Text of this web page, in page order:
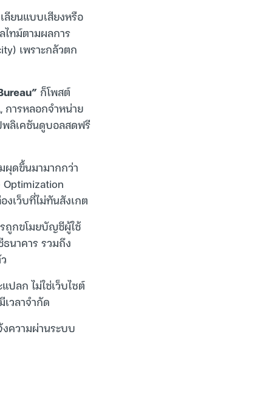
เลียนแบบเสียงหรือ
ทม์ตามผลการ
เพราะกลัวตก
ก็โพสต์
การหลอกจำหน่าย
พลิเคชันดูบอลสดฟรี
ผุดขึ้นมามากกว่า
Optimization
เว็บที่ไม่ทันสังเกต
ถูกขโมยบัญชีผู้ใช้
นาคาร รวมถึง
ปลก ไม่ใช่เว็บไซต์
วลาจำกัด
ความผ่านระบบ